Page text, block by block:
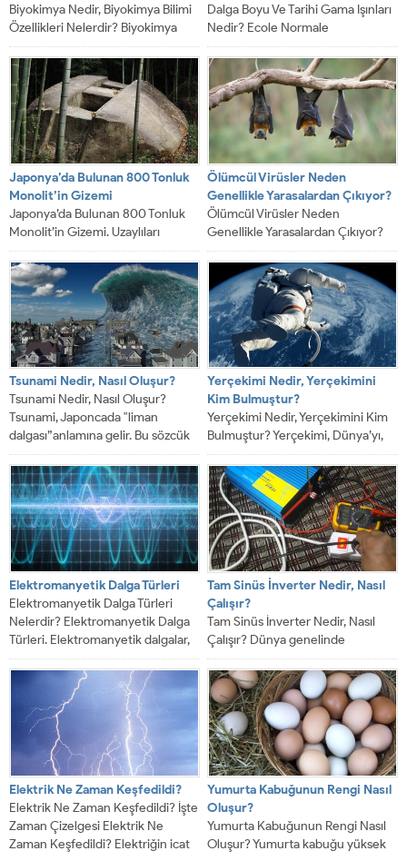
Biyokimya Nedir, Biyokimya Bilimi
Özellikleri Nelerdir? Biyokimya
Nedir, Biyokimya Bilimi Özellikleri
Nelerdir? Biyokimya biyo ve...
Dalga Boyu Ve Tarihi Gama Işınları
Nedir? Ecole Normale
Superieure’ün kimya...
Japonya’da Bulunan 800 Tonluk
Monolit’in Gizemi
Japonya’da Bulunan 800 Tonluk
Monolit’in Gizemi. Uzaylıları
düşündüğümüzde aklımıza gelen
ilk ülke Amerika birleşik
devletleri...
Ölümcül Virüsler Neden
Genellikle Yarasalardan Çıkıyor?
Ölümcül Virüsler Neden
Genellikle Yarasalardan Çıkıyor?
Dünyanın şu sıralar ulaştığı en
önemli salgın hastalıklar arasında...
Tsunami Nedir, Nasıl Oluşur?
Tsunami Nedir, Nasıl Oluşur?
Tsunami, Japoncada ‟liman
dalgası”anlamına gelir. Bu sözcük
Dünya dillerine 15 Haziran...
Yerçekimi Nedir, Yerçekimini
Kim Bulmuştur?
Yerçekimi Nedir, Yerçekimini Kim
Bulmuştur? Yerçekimi, Dünya’yı,
diğer gezegenleri ve uyduları
kendi yörüngelerinde tutmaktan
(aksi...
Elektromanyetik Dalga Türleri
Elektromanyetik Dalga Türleri
Nelerdir? Elektromanyetik Dalga
Türleri. Elektromanyetik dalgalar,
hem elektrik hem de manyetik
alana...
Tam Sinüs İnverter Nedir, Nasıl
Çalışır?
Tam Sinüs İnverter Nedir, Nasıl
Çalışır? Dünya genelinde
kullanılması tercih edilen enerji
kaynakları, özellikle yenilenebilir...
Elektrik Ne Zaman Keşfedildi?
Elektrik Ne Zaman Keşfedildi? İşte
Zaman Çizelgesi Elektrik Ne
Zaman Keşfedildi? Elektriğin icat
Yumurta Kabuğunun Rengi Nasıl
Oluşur?
Yumurta Kabuğunun Rengi Nasıl
Oluşur? Yumurta kabuğu yüksek